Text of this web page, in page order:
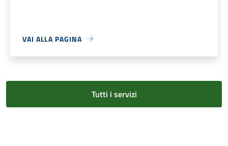
VAI ALLA PAGINA
Tutti i servizi